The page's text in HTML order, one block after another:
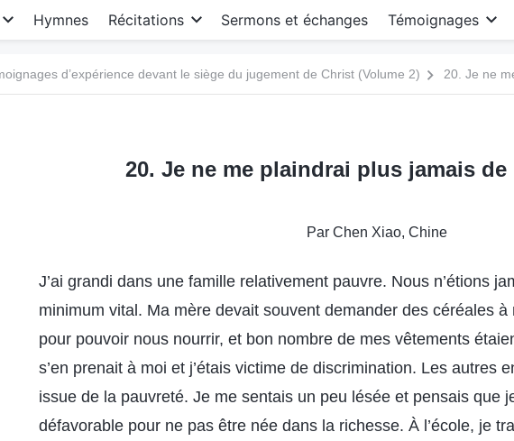
Hymnes Récitations Sermons et échanges Témoignages
d’expérience devant le siège du jugement de Christ (Volume 2) 20. Je ne
20. Je ne me plaindrai plus jamais
Par Chen Xiao, Chine
J’ai grandi dans une famille relativement pauvre. Nous n’étions
minimum vital. Ma mère devait souvent demander des céréales
pour pouvoir nous nourrir, et bon nombre de mes vêtements
s’en prenait à moi et j’étais victime de discrimination. Les autres
issue de la pauvreté. Je me sentais un peu lésée et pensais que
défavorable pour ne pas être née dans la richesse. À l’école, je